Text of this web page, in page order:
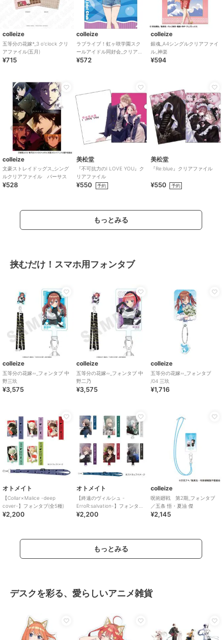
colleize
五等分の花嫁*_3 o'clock クリ
アファイル(五月)
¥715
colleize
ラブライブ！虹ヶ咲学園スク
ールアイドル同好会_クリアフ
ァイル／近江 彼方
¥572
colleize
銀魂_A4シングルクリアファイ
ル_神楽
¥594
colleize
文豪ストレイドッグス_シング
ルクリアファイル バーサス
¥528
美松堂
『不可抗力のI LOVE YOU』ク
リアファイル
¥550 予約
美松堂
『Re:blue』クリアファイル
¥550 予約
もっとみる
挟むだけ！スマホ用フォンタブ
colleize
五等分の花嫁∽_フォンタブ 中
野三玖
¥3,575
colleize
五等分の花嫁∽_フォンタブ 中
野二乃
¥3,575
colleize
五等分の花嫁∽_フォンタブ
/04 三玖
¥1,716
オトメイト
【Collar×Malice -deep
cover-】フォンタブ(全5種)
¥2,200
オトメイト
【終遠のヴィルシュ -
ErroR:salvation-】フォンタブ
(全6種)
¥2,200
colleize
呪術廻戦 第2期_フォンタブ
／五条 悟・夏油 傑
¥2,145
もっとみる
デスクを彩る、愛らしいアニメ雑貨